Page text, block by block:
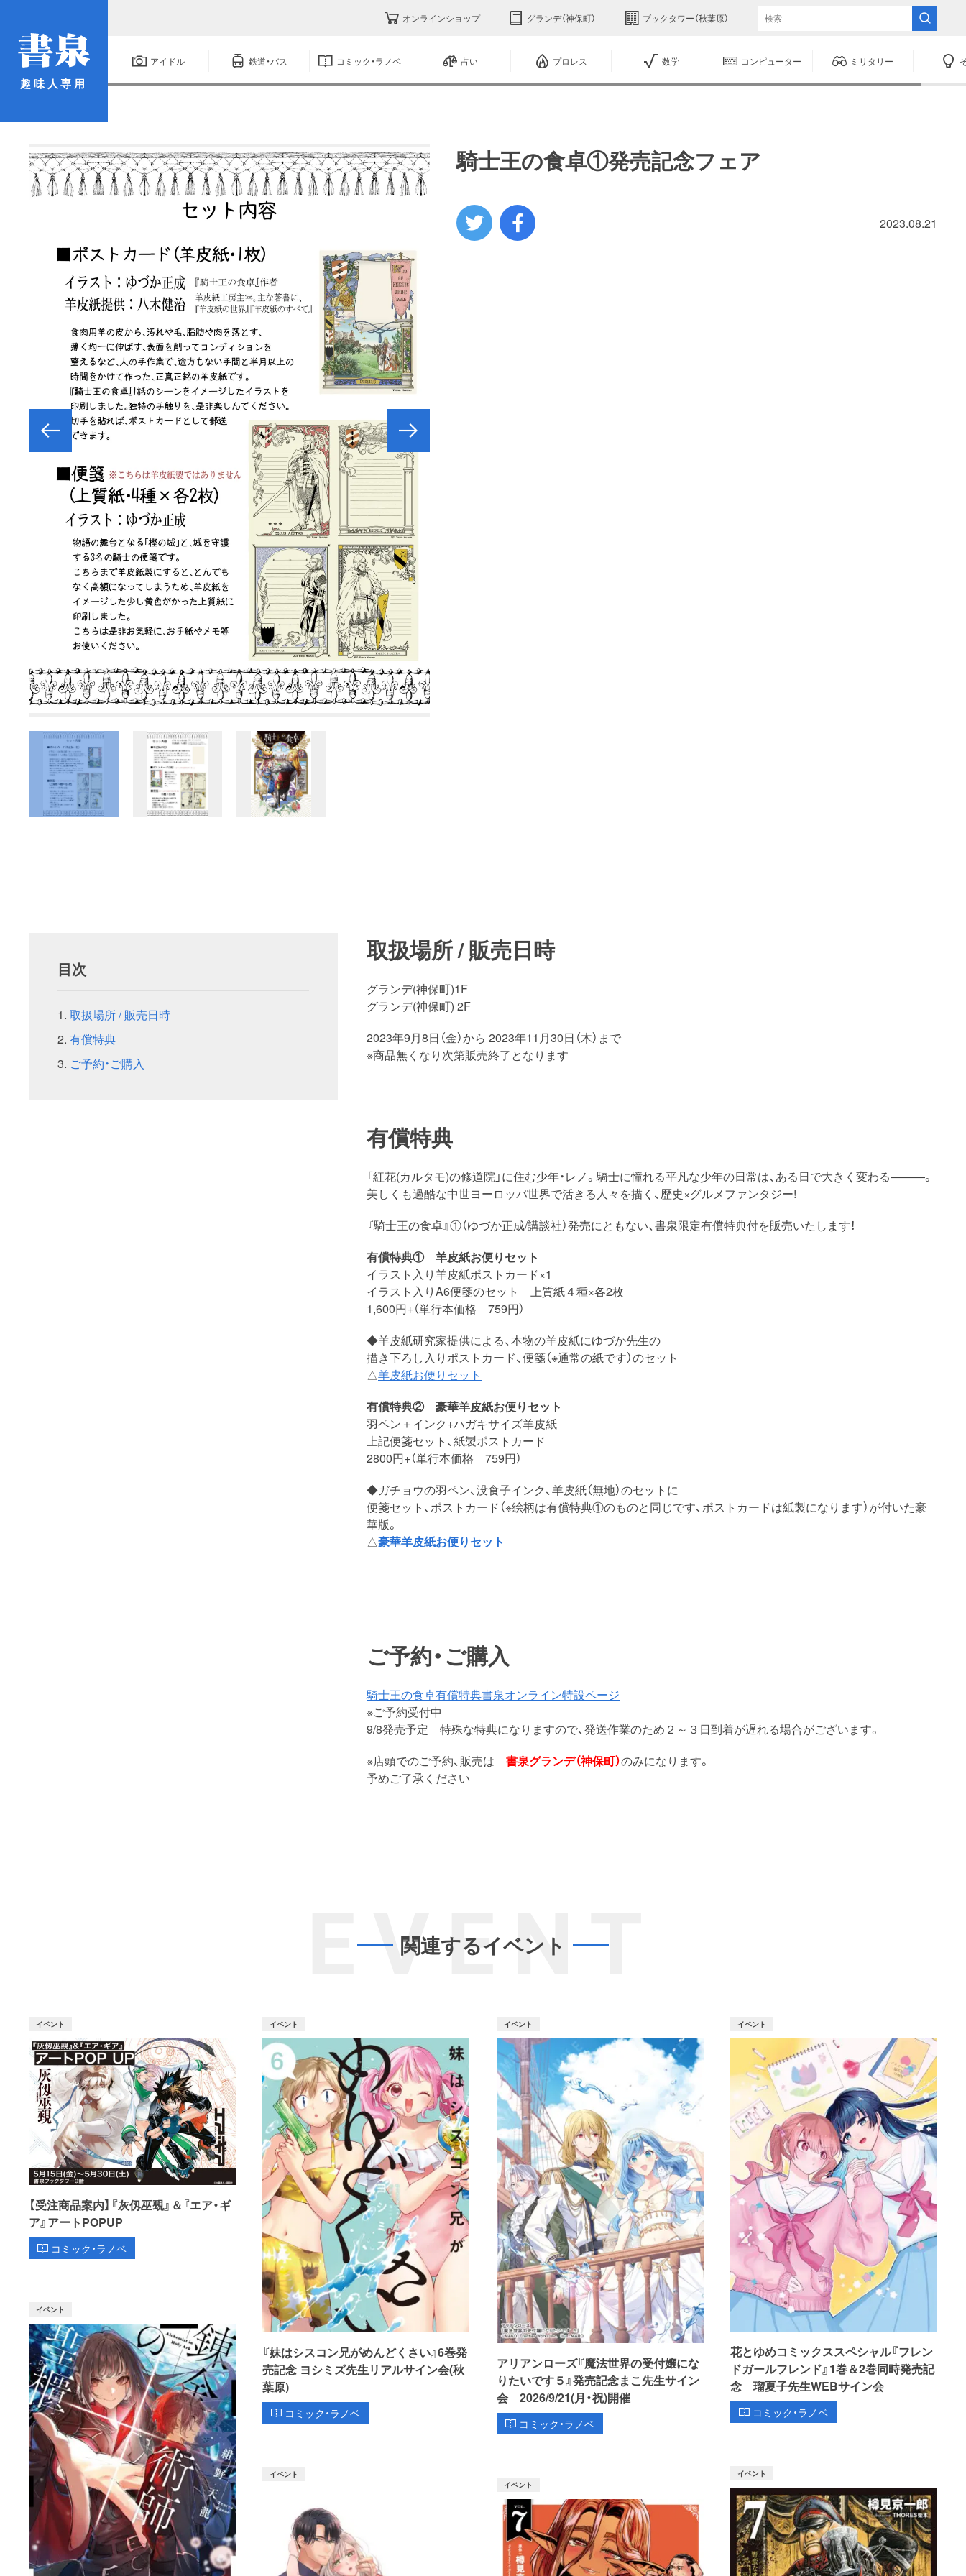
趣味人専用
オンラインショップ グランデ（神保町） ブックタワー（秋葉原）
アイドル 鉄道・バス コミック・ラノベ 占い プロレス 数学 コンピューター ミリタリー
騎士王の食卓①発売記念フェア
2023.08.21
目次
取扱場所 / 販売日時
有償特典
ご予約・ご購入
取扱場所 / 販売日時
グランデ(神保町)1F
グランデ(神保町) 2F
2023年9月8日（金）から 2023年11月30日（木）まで
※商品無くなり次第販売終了となります
有償特典
「紅花(カルタモ)の修道院」に住む少年・レノ。騎士に憧れる平凡な少年の日常は、ある日で大きく変わる―――。
美しくも過酷な中世ヨーロッパ世界で活きる人々を描く、歴史×グルメファンタジー!
『騎士王の食卓』①（ゆづか正成/講談社）発売にともない、書泉限定有償特典付を販売いたします！
有償特典① 羊皮紙お便りセット
イラスト入り羊皮紙ポストカード×1
イラスト入りA6便箋のセット 上質紙４種×各2枚
1,600円+（単行本価格 759円）
◆羊皮紙研究家提供による、本物の羊皮紙にゆづか先生の
描き下ろし入りポストカード、便箋（※通常の紙です）のセット
△羊皮紙お便りセット
有償特典② 豪華羊皮紙お便りセット
羽ペン＋インク+ハガキサイズ羊皮紙
上記便箋セット、紙製ポストカード
2800円+（単行本価格 759円）
◆ガチョウの羽ペン、没食子インク、羊皮紙（無地）のセットに
便箋セット、ポストカード（※絵柄は有償特典①のものと同じです、ポストカードは紙製になります）が付いた豪
華版。
△豪華羊皮紙お便りセット
ご予約・ご購入
騎士王の食卓有償特典書泉オンライン特設ページ
※ご予約受付中
9/8発売予定 特殊な特典になりますので、発送作業のため２～３日到着が遅れる場合がございます。
※店頭でのご予約、販売は 書泉グランデ（神保町）のみになります。
予めご了承ください
EVENT
関連するイベント
イベント
【受注商品案内】『灰仭巫覡』＆『エア・ギ
ア』アートPOPUP
コミック・ラノベ
イベント
『妹はシスコン兄がめんどくさい』6巻発
売記念 ヨシミズ先生リアルサイン会(秋
葉原)
コミック・ラノベ
イベント
アリアンローズ『魔法世界の受付嬢にな
りたいです５』発売記念まこ先生サイン
会 2026/9/21(月・祝)開催
コミック・ラノベ
イベント
花とゆめコミックススペシャル『フレン
ドガールフレンド』1巻＆2巻同時発売記
念 瑠夏子先生WEBサイン会
コミック・ラノベ
イベント
イベント
イベント
イベント